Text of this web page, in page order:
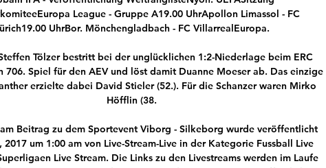
League - Gruppe A19.00 UhrApollon Limassol - FC
UhrBor. Mönchengladbach - FC VillarrealEuropa.
Tölzer bestritt bei der unglücklichen 1:2-Niederlage beim ERC
706. Spiel für den AEV und löst damit Duanne Moeser ab. Das einzige
erzielte dabei David Stieler (52.). Für die Schanzer waren Mirko
Höfflin (38.
Beitrag zu dem Sportevent Viborg - Silkeborg wurde veröffentlicht
2017 um 1:00 am von Live-Stream-Live in der Kategorie Fussball Live
Live Stream. Die Links zu den Livestreams werden im Laufe